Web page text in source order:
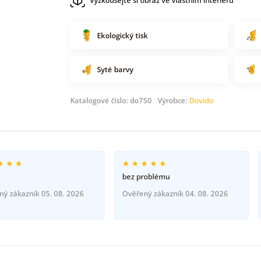
Ekologický tisk
Syté barvy
Katalogové číslo: do750 Výrobce: Dovido
zákazník 05. 08. 2026
bez problému
Ověřený zákazník 04. 08. 2026